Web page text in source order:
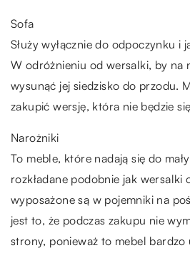
Sofa
Służy wyłącznie do odpoczynku i
W odróżnieniu od wersalki, by na
wysunąć jej siedzisko do przodu.
zakupić wersję, która nie będzie
Narożniki
To meble, które nadają się do
rozkładane podobnie jak wersalki
wyposażone są w pojemniki na
jest to, że podczas zakupu nie
strony, ponieważ to mebel bardzo